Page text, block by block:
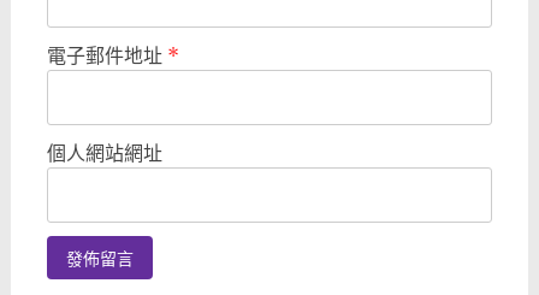
電子郵件地址 *
個人網站網址